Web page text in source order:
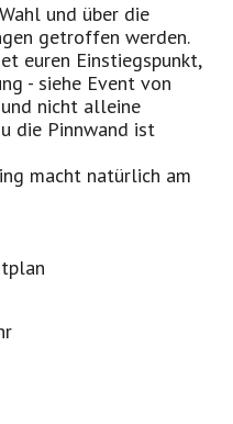
und über die
getroffen werden.
euren Einstiegspunkt,
- siehe Event von
nicht alleine
die Pinnwand ist
macht natürlich am